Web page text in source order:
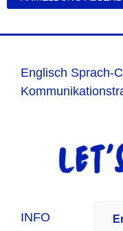
Englisch Sprach-
INFO